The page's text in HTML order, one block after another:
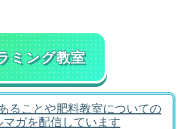
ミング教室
ることや肥料教室についての
マガを配信しています